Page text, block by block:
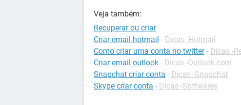
Veja também:
Recuperar ou criar
Criar email hotmail - Dicas -Hotmail
Como criar uma conta no twitter - Dicas -
Criar email outlook - Dicas -Outlook.com
Snapchat criar conta - Dicas -Snapchat
Skype criar conta - Dicas -Softwares